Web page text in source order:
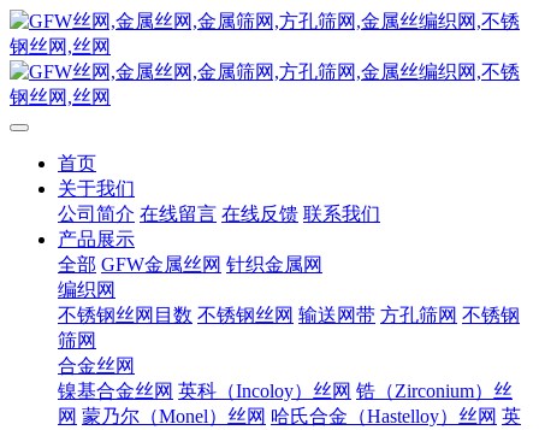
首页
关于我们
公司简介 在线留言 在线反馈 联系我们
产品展示
全部 GFW金属丝网 针织金属网
编织网
不锈钢丝网目数 不锈钢丝网 输送网带 方孔筛网 不锈钢
筛网
合金丝网
镍基合金丝网 英科（Incoloy）丝网 锆（Zirconium）丝
网 蒙乃尔（Monel）丝网 哈氏合金（Hastelloy）丝网 英